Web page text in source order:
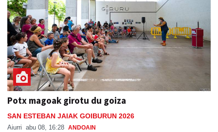
Potx magoak girotu du goiza
SAN ESTEBAN JAIAK GOIBURUN 2026
Aiurri abu 08, 16:28 ANDOAIN